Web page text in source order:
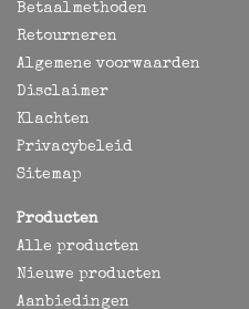
Betaalmethoden
Retourneren
Algemene voorwaarden
Disclaimer
Klachten
Privacybeleid
Sitemap
Producten
Alle producten
Nieuwe producten
Aanbiedingen